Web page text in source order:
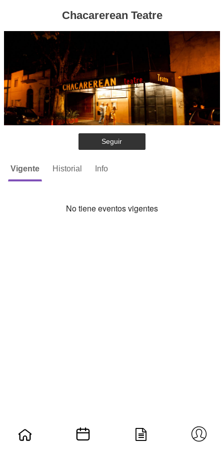
Chacarerean Teatre
Seguir
Vigente Historial Info
No tiene eventos vigentes